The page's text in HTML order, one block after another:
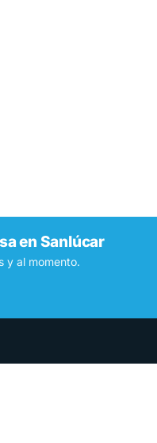
en Sanlúcar
y al momento.